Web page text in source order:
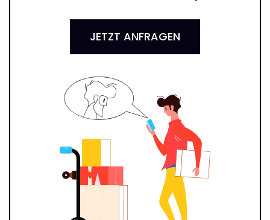
JETZT ANFRAGEN